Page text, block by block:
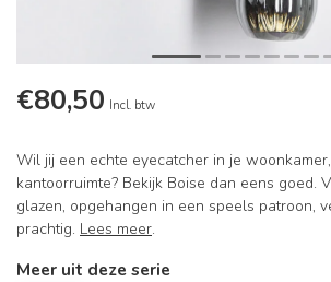
€80,50 Incl. btw
Wil jij een echte eyecatcher in je
kantoorruimte? Bekijk Boise dan eens goed.
glazen, opgehangen in een speels patroon,
prachtig. Lees meer.
Meer uit deze serie